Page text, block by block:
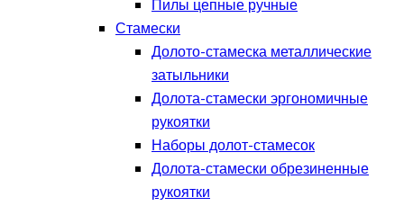
Пилы цепные ручные
Стамески
Долото-стамеска металлические
затыльники
Долота-стамески эргономичные
рукоятки
Наборы долот-стамесок
Долота-стамески обрезиненные
рукоятки